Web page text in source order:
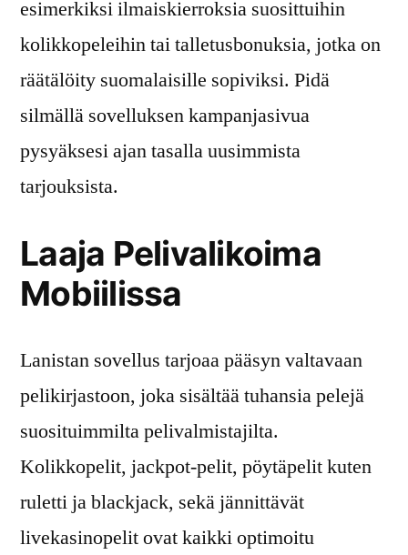
esimerkiksi ilmaiskierroksia suosittuihin
kolikkopeleihin tai talletusbonuksia, jotka on
räätälöity suomalaisille sopiviksi. Pidä
silmällä sovelluksen kampanjasivua
pysyäksesi ajan tasalla uusimmista
tarjouksista.
Laaja Pelivalikoima
Mobiilissa
Lanistan sovellus tarjoaa pääsyn valtavaan
pelikirjastoon, joka sisältää tuhansia pelejä
suosituimmilta pelivalmistajilta.
Kolikkopelit, jackpot-pelit, pöytäpelit kuten
ruletti ja blackjack, sekä jännittävät
livekasinopelit ovat kaikki optimoitu